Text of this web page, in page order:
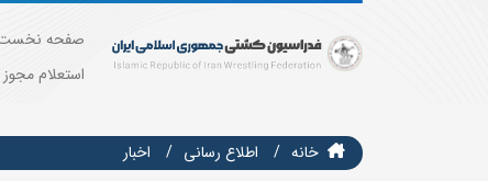
صفحه
استعلام مجوز
خانه اطلاع رسانی اخبار